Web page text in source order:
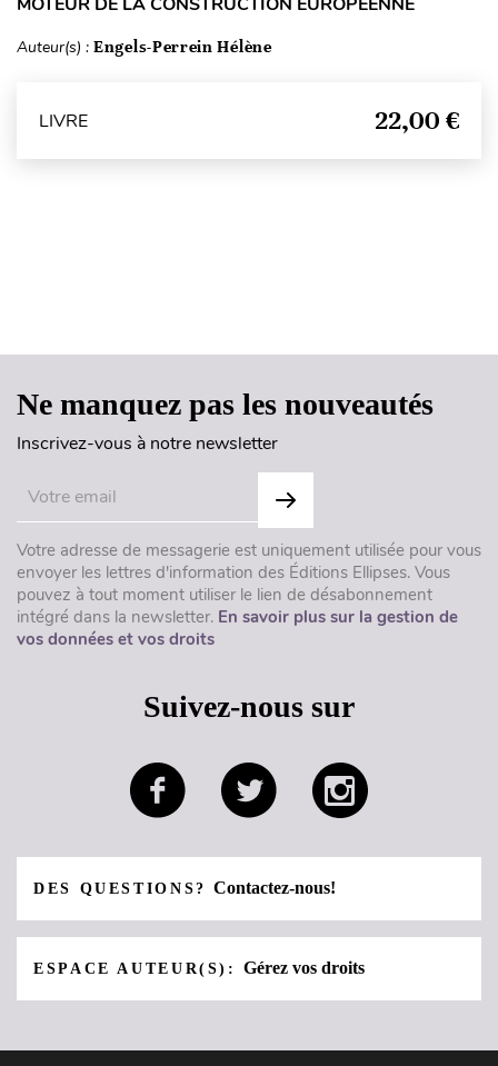
Auteur(s) : Engels-Perrein Hélène
LIVRE 22,00 €
Ne manquez pas les nouveautés
Inscrivez-vous à notre newsletter
Votre adresse de messagerie est uniquement utilisée pour vous
envoyer les lettres d'information des Éditions Ellipses. Vous
pouvez à tout moment utiliser le lien de désabonnement
intégré dans la newsletter. En savoir plus sur la gestion de
vos données et vos droits
Suivez-nous sur
DES QUESTIONS?Contactez-nous!
ESPACE AUTEUR(S):Gérez vos droits